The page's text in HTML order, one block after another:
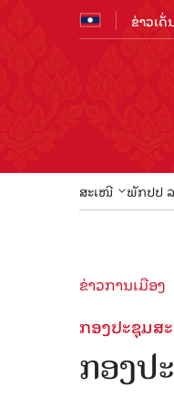
ຂ່າວເດັ່
ສະເໜີ ພັກປປ
ຂ່າວການເມືອງ
ກອງປະຊຸມສ
ກອງປ